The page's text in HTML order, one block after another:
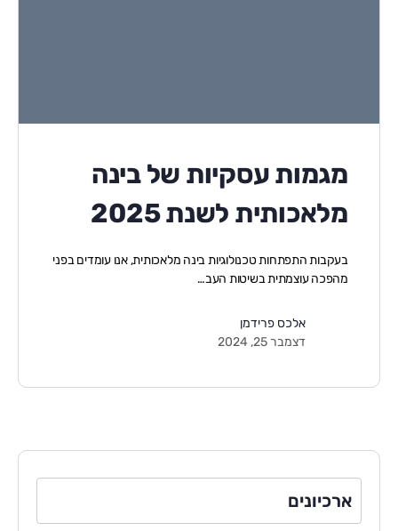
מגמות עסקיות של בינה
מלאכותית לשנת 2025
בעקבות התפתחות טכנולוגיות בינה מלאכותית, אנו עומדים בפני
מהפכה עוצמתית בשיטות העב…
אלכס פרידמן
דצמבר 25, 2024
ארכיונים